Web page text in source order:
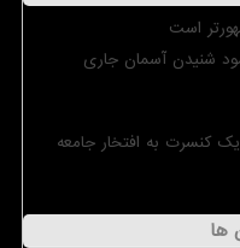
است
شنیدن آسمان جاری
کنسرت به افتخار جامعه
ها